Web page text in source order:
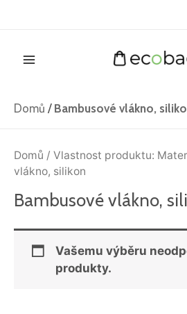
Domů / Bambusové vlákno,
Domů / Vlastnost produktu:
vlákno, silikon
Bambusové vlákno,
Vašemu výběru
produkty.